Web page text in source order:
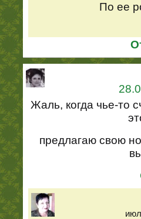
По ее
Жаль, когда чье-то
предлагаю свою